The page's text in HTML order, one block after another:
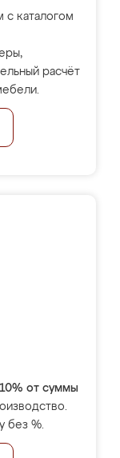
с каталогом
расчёт
10% от суммы
без %.